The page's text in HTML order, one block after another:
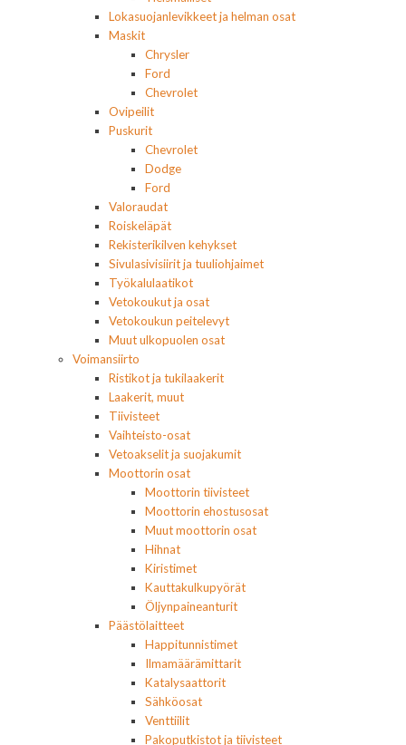
Lokasuojanlevikkeet ja helman osat
Maskit
Chrysler
Ford
Chevrolet
Ovipeilit
Puskurit
Chevrolet
Dodge
Ford
Valoraudat
Roiskeläpät
Rekisterikilven kehykset
Sivulasivisiirit ja tuuliohjaimet
Työkalulaatikot
Vetokoukut ja osat
Vetokoukun peitelevyt
Muut ulkopuolen osat
Voimansiirto
Ristikot ja tukilaakerit
Laakerit, muut
Tiivisteet
Vaihteisto-osat
Vetoakselit ja suojakumit
Moottorin osat
Moottorin tiivisteet
Moottorin ehostusosat
Muut moottorin osat
Hihnat
Kiristimet
Kauttakulkupyörät
Öljynpaineanturit
Päästölaitteet
Happitunnistimet
Ilmamäärämittarit
Katalysaattorit
Sähköosat
Venttiilit
Pakoputkistot ja tiivisteet